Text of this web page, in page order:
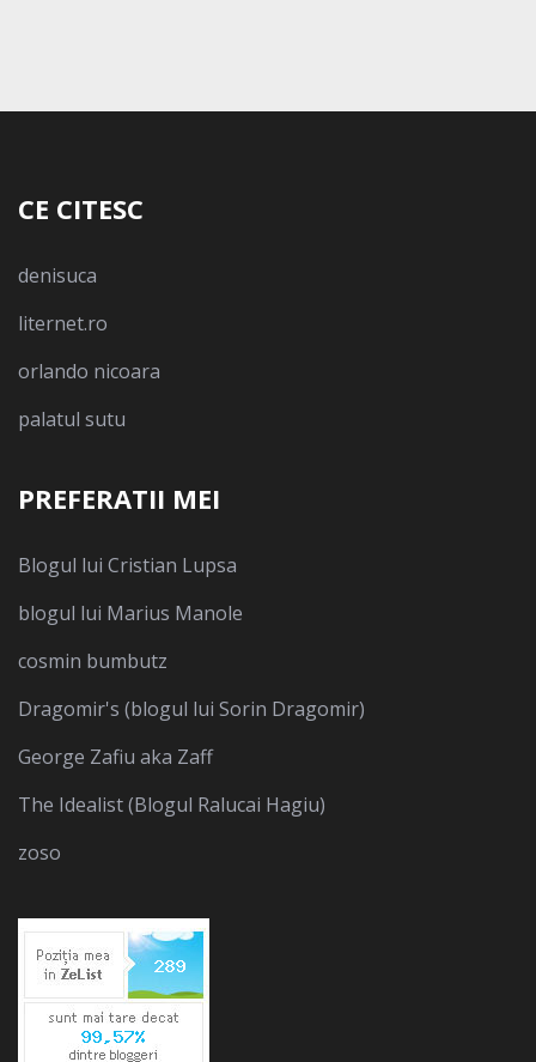
CE CITESC
denisuca
liternet.ro
orlando nicoara
palatul sutu
PREFERATII MEI
Blogul lui Cristian Lupsa
blogul lui Marius Manole
cosmin bumbutz
Dragomir's (blogul lui Sorin Dragomir)
George Zafiu aka Zaff
The Idealist (Blogul Ralucai Hagiu)
zoso